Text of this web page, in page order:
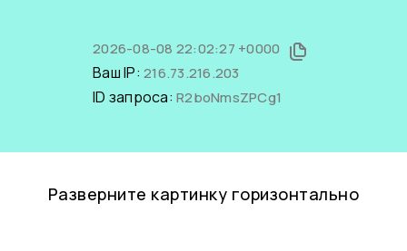
2026-08-08 22:02:27 +0000
Ваш IP: 216.73.216.203
ID запроса: R2boNmsZPCg1
Разверните картинку горизонтально